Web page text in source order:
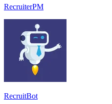
RecruiterPM
RecruitBot